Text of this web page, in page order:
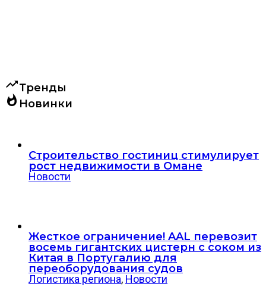
trending_upТренды
whatshot Новинки
Строительство гостиниц стимулирует
рост недвижимости в Омане
Новости
Жесткое ограничение! AAL перевозит
восемь гигантских цистерн с соком из
Китая в Португалию для
переоборудования судов
Логистика региона, Новости